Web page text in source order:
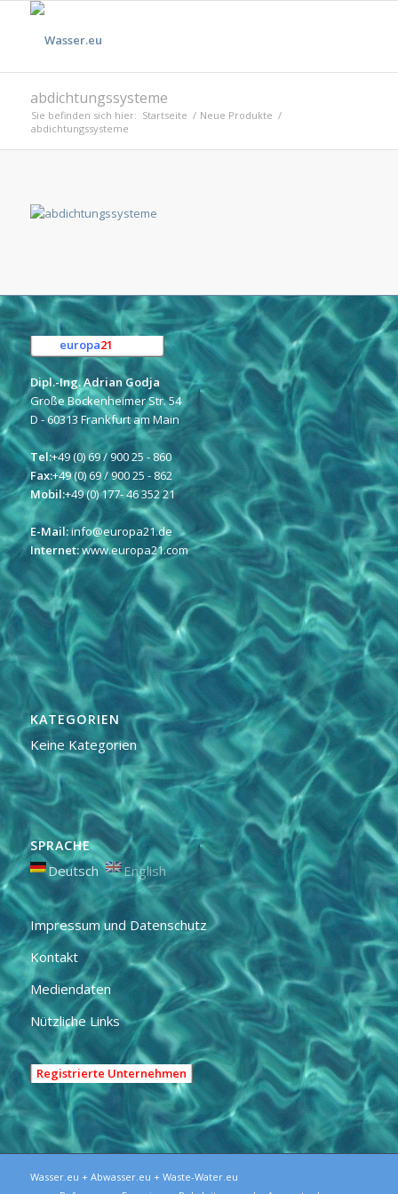
abdichtungssysteme
Sie befinden sich hier: Startseite / Neue Produkte /
abdichtungssysteme
europa21
Dipl.-Ing. Adrian Godja
Große Bockenheimer Str. 54
D - 60313 Frankfurt am Main
Tel:+49 (0) 69 / 900 25 - 860
Fax:+49 (0) 69 / 900 25 - 862
Mobil:+49 (0) 177- 46 352 21
E-Mail:info@europa21.de
Internet:www.europa21.com
KATEGORIEN
Keine Kategorien
SPRACHE
Deutsch English
Impressum und Datenschutz
Kontakt
Mediendaten
Nützliche Links
Registrierte Unternehmen
Wasser.eu + Abwasser.eu + Waste-Water.eu